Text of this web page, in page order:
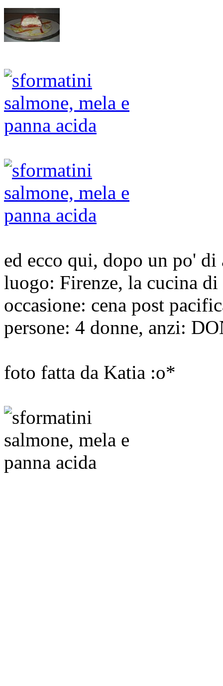
ed ecco qui, dopo un po'
luogo: Firenze, la cucina
occasione: cena post
persone: 4 donne, anzi:
foto fatta da Katia :o*